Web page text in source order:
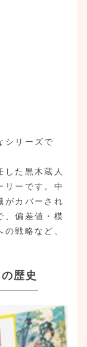
シリーズで
した黒木蔵人
リーです。中
がカバーされ
、偏差値・模
戦略など、
歴史